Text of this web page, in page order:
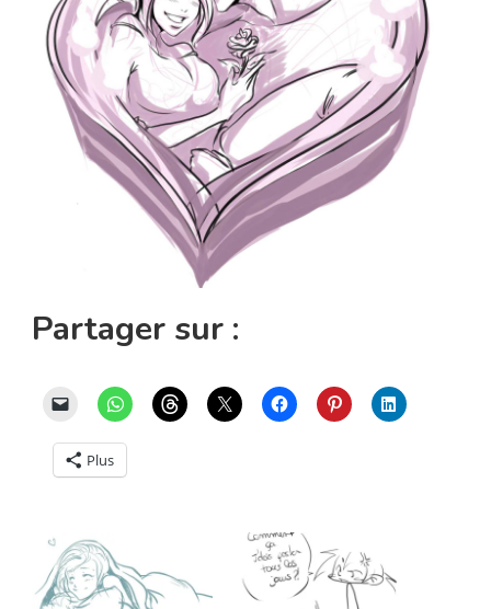
Partager sur :
Plus